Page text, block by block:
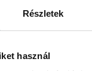
Részletek
használ
bár akkoriban